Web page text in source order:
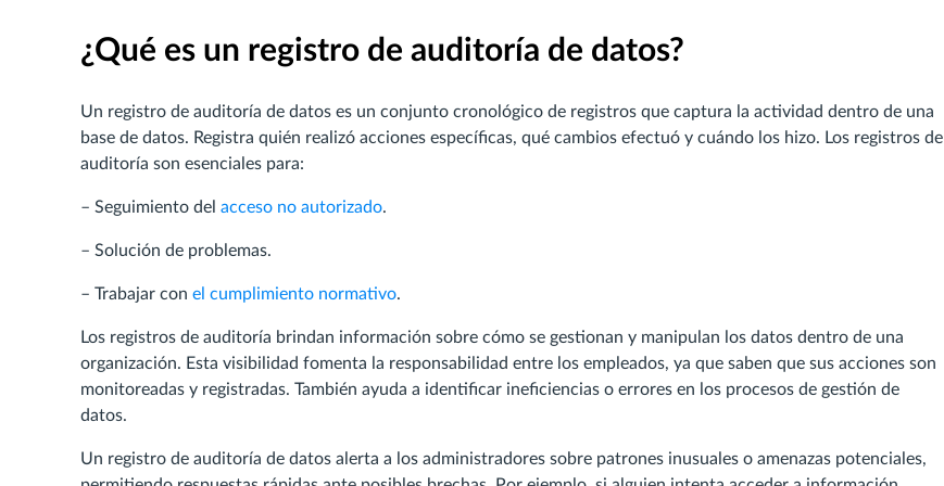
¿Qué es un registro de auditoría de datos?
Un registro de auditoría de datos es un conjunto cronológico de registros que captura la actividad dentro de una
base de datos. Registra quién realizó acciones específicas, qué cambios efectuó y cuándo los hizo. Los registros de
auditoría son esenciales para:
– Seguimiento del acceso no autorizado.
– Solución de problemas.
– Trabajar con el cumplimiento normativo.
Los registros de auditoría brindan información sobre cómo se gestionan y manipulan los datos dentro de una
organización. Esta visibilidad fomenta la responsabilidad entre los empleados, ya que saben que sus acciones son
monitoreadas y registradas. También ayuda a identificar ineficiencias o errores en los procesos de gestión de
datos.
Un registro de auditoría de datos alerta a los administradores sobre patrones inusuales o amenazas potenciales,